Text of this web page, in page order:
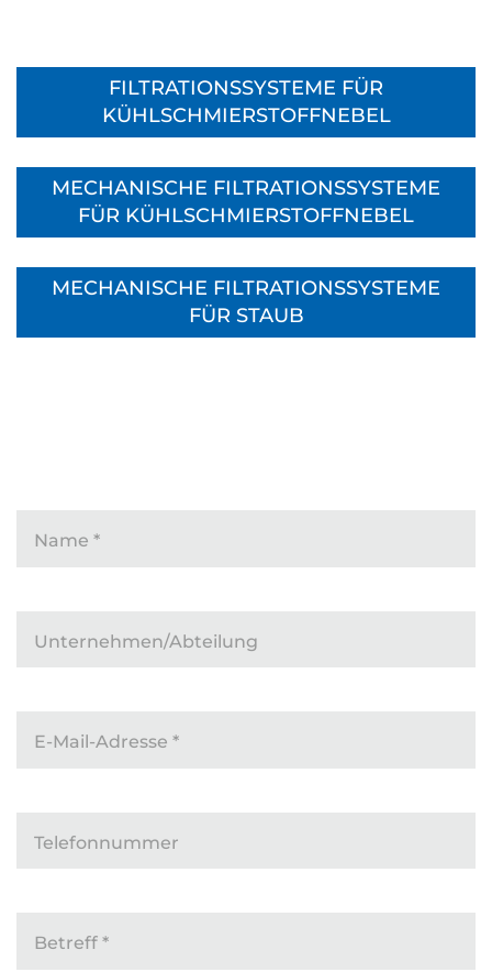
E 720-1
400
7200
400
7200
E 800-1
400
8000
E 800-2
400
8000
E 800-HCIP-2
400
8000
E1200-2
400
12000
400
E 2400-2
FILTRATIONSSYSTEME FÜR
KÜHLSCHMIERSTOFFNEBEL
MECHANISCHE FILTRATIONSSYSTEME
FÜR KÜHLSCHMIERSTOFFNEBEL
MECHANISCHE FILTRATIONSSYSTEME
FÜR STAUB
Name *
Unternehmen/Abteilung
E-Mail-Adresse *
Telefonnummer
Betreff *